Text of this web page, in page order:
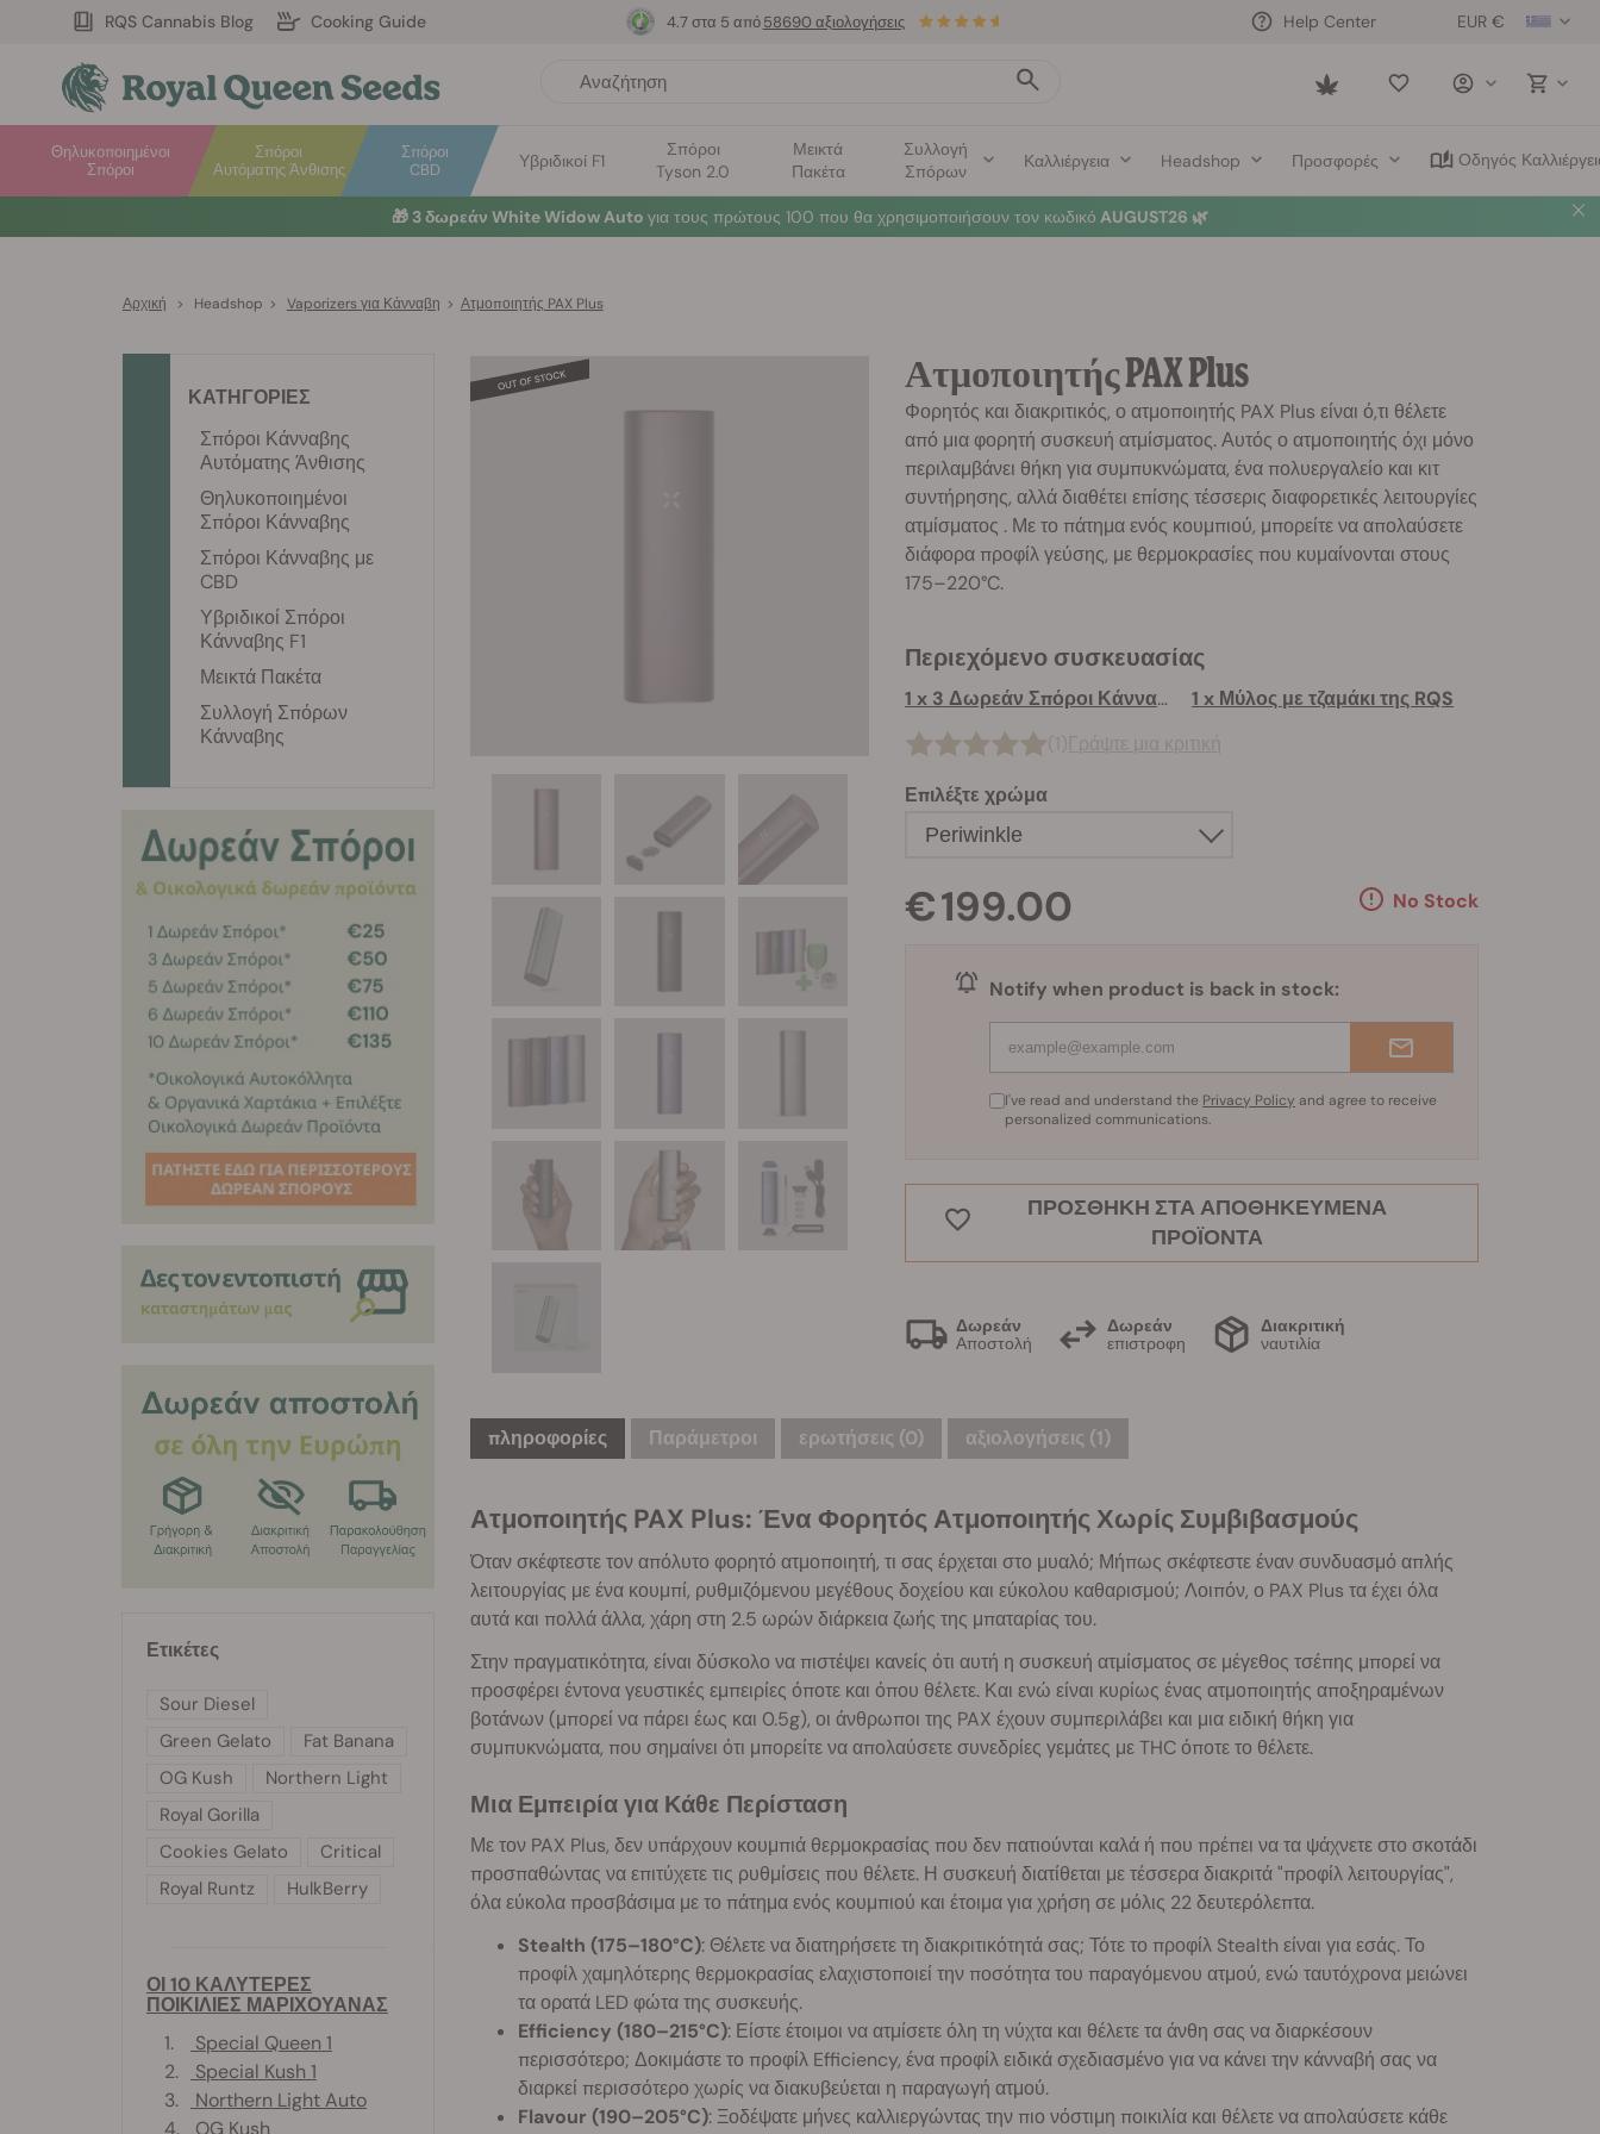
RQS Cannabis Blog Cooking Guide EUR €
Help Center
Saved
Σπόροι
Αυτόματης Άνθισης
Θηλυκοποιημένοι
Σπόροι
Σπόροι
CBD
Υβριδικοί F1
Σπόροι
Tyson 2.0
Μεικτά
Πακέτα
Συλλογή
Σπόρων
Καλλιέργεια Headshop Προσφορές Οδηγός
4.7 στα 5 από 58690 αξιολογήσεις
🎁 3 δωρεάν White Widow Auto για τους πρώτους 100 που θα χρησιμοποιήσουν τον κωδικό AUGUST26 🌿
Αρχική > Headshop > Vaporizers για Κάνναβη > Ατμοποιητής PAX Plus
Ατμοποιητής PAX Plus
Φορητός και διακριτικός, ο ατμοποιητής PAX Plus είναι ό,τι θέλετε
από μια φορητή συσκευή ατμίσματος. Αυτός ο ατμοποιητής όχι μόνο
περιλαμβάνει θήκη για συμπυκνώματα, ένα πολυεργαλείο και κιτ
συντήρησης, αλλά διαθέτει επίσης τέσσερις διαφορετικές λειτουργίες
ατμίσματος . Με το πάτημα ενός κουμπιού, μπορείτε να απολαύσετε
διάφορα προφίλ γεύσης, με θερμοκρασίες που κυμαίνονται στους
175–220°C.
Περιεχόμενο συσκευασίας
1 x 3 Δωρεάν Σπόροι Κάνναβης
1 x Μύλος με τζαμάκι της RQS
Επιλέξτε χρώμα
Periwinkle
€ 199.00 No Stock
Notify when product is back in stock:
I've read and understand the Privacy Policy and agree to receive
personalized communications.
ΠΡΟΣΘΉΚΗ ΣΤΑ ΑΠΟΘΗΚΕΥΜΈΝΑ
ΠΡΟΪΌΝΤΑ
Δωρεάν
Αποστολή
Δωρεάν
επιστροφη
Διακριτική
ναυτιλία
πληροφορίες Παράμετροι ερωτήσεις (0) αξιολογήσεις (1)
Ατμοποιητής PAX Plus: Ένα Φορητός Ατμοποιητής Χωρίς Συμβιβασμούς
Όταν σκέφτεστε τον απόλυτο φορητό ατμοποιητή, τι σας έρχεται στο μυαλό; Μήπως σκέφτεστε έναν συνδυασμό απλής
λειτουργίας με ένα κουμπί, ρυθμιζόμενου μεγέθους δοχείου και εύκολου καθαρισμού; Λοιπόν, ο PAX Plus τα έχει όλα
αυτά και πολλά άλλα, χάρη στη 2.5 ωρών διάρκεια ζωής της μπαταρίας του.
Στην πραγματικότητα, είναι δύσκολο να πιστέψει κανείς ότι αυτή η συσκευή ατμίσματος σε μέγεθος τσέπης μπορεί να
προσφέρει έντονα γευστικές εμπειρίες όποτε και όπου θέλετε. Και ενώ είναι κυρίως ένας ατμοποιητής αποξηραμένων
βοτάνων (μπορεί να πάρει έως και 0.5g), οι άνθρωποι της PAX έχουν συμπεριλάβει και μια ειδική θήκη για
συμπυκνώματα, που σημαίνει ότι μπορείτε να απολαύσετε συνεδρίες γεμάτες με THC όποτε το θέλετε.
Μια Εμπειρία για Κάθε Περίσταση
Με τον PAX Plus, δεν υπάρχουν κουμπιά θερμοκρασίας που δεν πατιούνται καλά ή που πρέπει να τα ψάχνετε στο σκοτάδι
προσπαθώντας να επιτύχετε τις ρυθμίσεις που θέλετε. Η συσκευή διατίθεται με τέσσερα διακριτά "προφίλ λειτουργίας",
όλα εύκολα προσβάσιμα με το πάτημα ενός κουμπιού και έτοιμα για χρήση σε μόλις 22 δευτερόλεπτα.
Stealth (175–180°C): Θέλετε να διατηρήσετε τη διακριτικότητά σας; Τότε το προφίλ Stealth είναι για εσάς. Το
προφίλ χαμηλότερης θερμοκρασίας ελαχιστοποιεί την ποσότητα του παραγόμενου ατμού, ενώ ταυτόχρονα μειώνει
τα ορατά LED φώτα της συσκευής.
Efficiency (180–215°C): Είστε έτοιμοι να ατμίσετε όλη τη νύχτα και θέλετε τα άνθη σας να διαρκέσουν
περισσότερο; Δοκιμάστε το προφίλ Efficiency, ένα προφίλ ειδικά σχεδιασμένο για να κάνει την κάνναβή σας να
διαρκεί περισσότερο χωρίς να διακυβεύεται η παραγωγή ατμού.
Flavour (190–205°C): Ξοδέψατε μήνες καλλιεργώντας την πιο νόστιμη ποικιλία και θέλετε να απολαύσετε κάθε
ΚΑΤΗΓΟΡΙΕΣ
Σπόροι Κάνναβης
Αυτόματης Άνθισης
Θηλυκοποιημένοι
Σπόροι Κάνναβης
Σπόροι Κάνναβης με
CBD
Υβριδικοί Σπόροι
Κάνναβης F1
Μεικτά Πακέτα
Συλλογή Σπόρων
Κάνναβης
Ετικέτες
Sour Diesel
Green Gelato
Fat Banana
OG Kush
Northern Light
Royal Gorilla
Cookies Gelato
Critical
Royal Runtz
HulkBerry
ΟΙ 10 ΚΑΛΥΤΕΡΕΣ
ΠΟΙΚΙΛΙΕΣ ΜΑΡΙΧΟΥΑΝΑΣ
1.
Special Queen 1
2.
Special Kush 1
3.
Northern Light Auto
4.
OG Kush